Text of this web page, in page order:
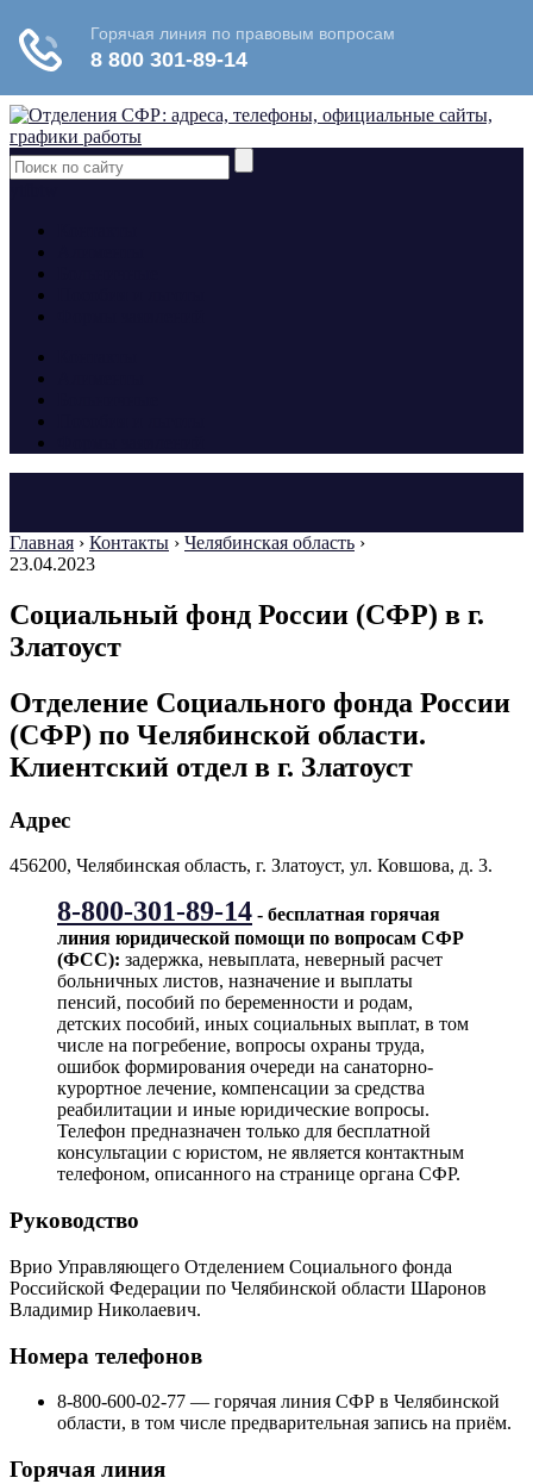
Главная › Контакты › Челябинская область ›
23.04.2023
Социальный фонд России (СФР) в г.
Златоуст
Отделение Социального фонда России
(СФР) по Челябинской области.
Клиентский отдел в г. Златоуст
Адрес
456200, Челябинская область, г. Златоуст, ул. Ковшова, д. 3.
8-800-301-89-14 - бесплатная горячая
линия юридической помощи по вопросам CФР
(ФСС): задержка, невыплата, неверный расчет
больничных листов, назначение и выплаты
пенсий, пособий по беременности и родам,
детских пособий, иных социальных выплат, в том
числе на погребение, вопросы охраны труда,
ошибок формирования очереди на санаторно-
курортное лечение, компенсации за средства
реабилитации и иные юридические вопросы.
Телефон предназначен только для бесплатной
консультации с юристом, не является контактным
телефоном, описанного на странице органа СФР.
Руководство
Врио Управляющего Отделением Социального фонда
Российской Федерации по Челябинской области Шаронов
Владимир Николаевич.
Номера телефонов
8-800-600-02-77 — горячая линия СФР в Челябинской
области, в том числе предварительная запись на приём.
Горячая линия